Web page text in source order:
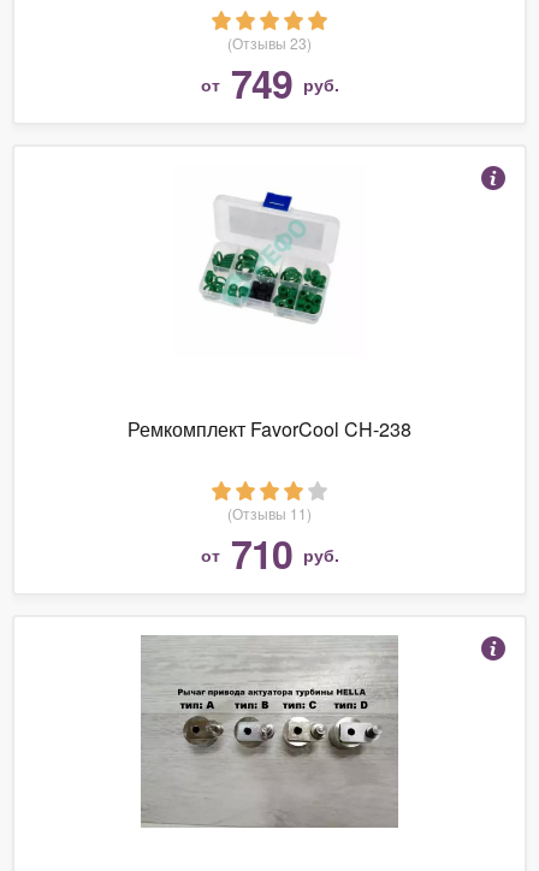
(Отзывы 23)
от 749 руб.
Ремкомплект FavorCool CH-238
(Отзывы 11)
от 710 руб.